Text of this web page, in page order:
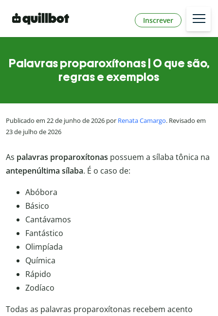
Inscrever
Palavras proparoxítonas | O que são,
regras e exemplos
Publicado em 22 de junho de 2026 por Renata Camargo. Revisado em
23 de julho de 2026
As palavras proparoxítonas possuem a sílaba tônica na
antepenúltima sílaba. É o caso de:
Abóbora
Básico
Cantávamos
Fantástico
Olimpíada
Química
Rápido
Zodíaco
Todas as palavras proparoxítonas recebem acento